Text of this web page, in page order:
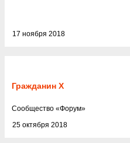
17 ноября 2018
Гражданин Х
25 октября 2018
Cообщество «Форум»